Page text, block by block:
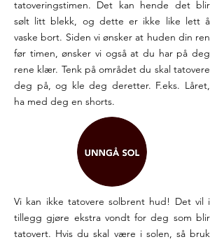
tatoveringstimen. Det kan hende det blir
sølt litt blekk, og dette er ikke like lett å
vaske bort. Siden vi ønsker at huden din ren
før timen, ønsker vi også at du har på deg
rene klær. Tenk på området du skal tatovere
deg på, og kle deg deretter. F.eks. Låret,
ha med deg en shorts.
Vi kan ikke tatovere solbrent hud! Det vil i
tillegg gjøre ekstra vondt for deg som blir
tatovert. Hvis du skal være i solen, så bruk